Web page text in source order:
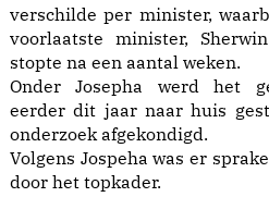
verschilde per minister,
voorlaatste minister,
stopte na een aantal weken.
Onder Josepha werd het
eerder dit jaar naar huis
onderzoek afgekondigd.
Volgens Jospeha was er
door het topkader.